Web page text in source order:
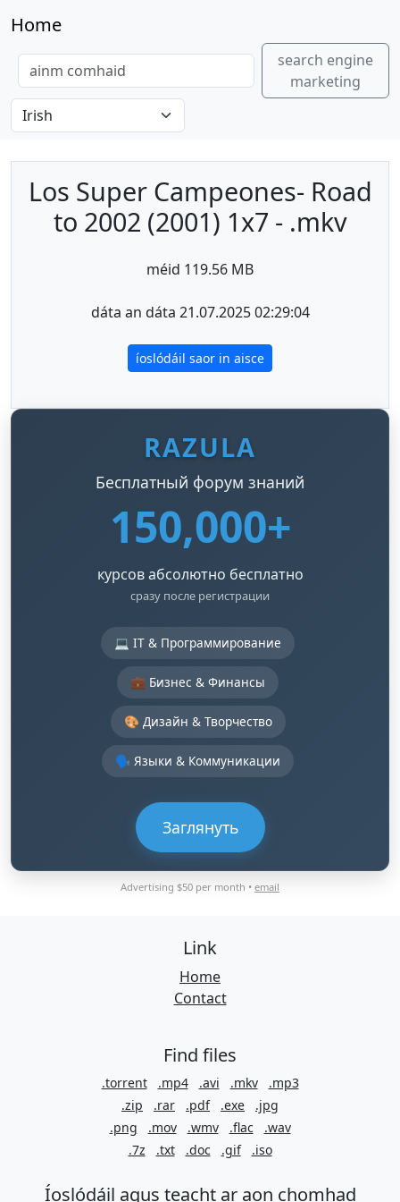
Home
search engine
marketing
Los Super Campeones- Road
to 2002 (2001) 1x7 - .mkv
méid 119.56 MB
dáta an dáta 21.07.2025 02:29:04
íoslódáil saor in aisce
RAZULA
Бесплатный форум знаний
150,000+
курсов абсолютно бесплатно
сразу после регистрации
💻 IT & Программирование
💼 Бизнес & Финансы
🎨 Дизайн & Творчество
🗣️ Языки & Коммуникации
Заглянуть
Advertising $50 per month • email
Link
Home
Contact
Find files
.torrent .mp4 .avi .mkv
.mp3
.zip
.rar .pdf .exe
.jpg
.png
.mov .wmv .flac
.wav
.7z
.txt .doc .gif .iso
Íoslódáil agus teacht ar aon chomhad